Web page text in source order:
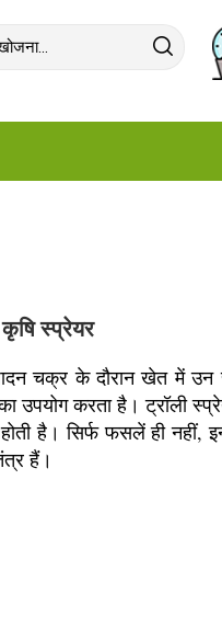
कृषि स्प्रेयर
चक्र के दौरान खेत में
करता है। ट्रॉली
सिर्फ फसलें ही नहीं,
हैं।